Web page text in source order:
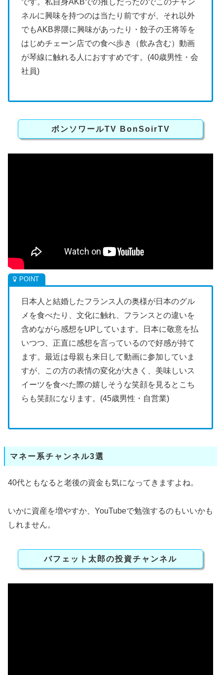
です。私自身AKBでの推しだったのでこのチャン
ネルに興味を持つのは当たり前ですが、それ以外
でもAKB界隈に興味があったり・餃子の王将等を
はじめチェーン店での食べ歩き（飲み含む）動画
が琴線に触れる人におすすめです。(40歳男性・会
社員)
ボンソワールTV BonSoirTV
日本人と結婚したフランス人の奥様が日本のグル
メを食べたり、文化に触れ、フランスとの違いを
含めながら感想をUPしています。日本に敬意を払
いつつ、正直に感想を言っているので好感が持て
ます。最近は母親も来日して動画に参加していま
すが、この方の表情の変化が大きく、美味しいス
イーツを食べた際の嬉しそうな笑顔を見るとこち
らも笑顔になります。(45歳男性・自営業)
マネー系チャンネル3選
40代ともなると老後の資金も気になってきますよね。
いかに資産を増やすか、YouTubeで勉強するのもいいかも
しれません。
バフェット太郎の投資チャンネル